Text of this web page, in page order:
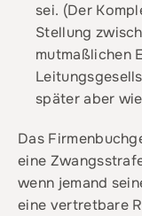
sei. (Der
Stellung
mutmaßlichen
später aber
Das
eine
wenn jemand
eine vertretbare